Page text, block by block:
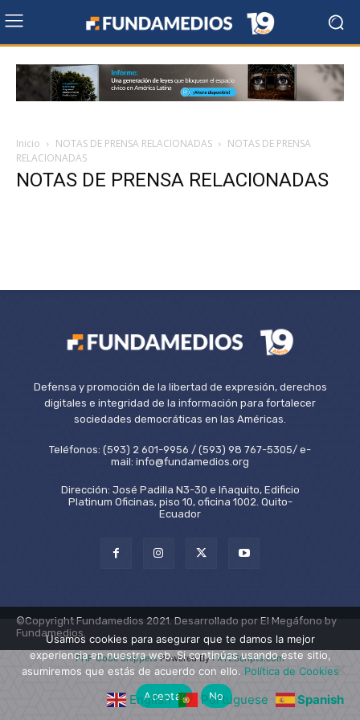
Inicio NOTAS DE PRENSA RELACIONADAS
NOTAS DE PRENSA
RELACIONADAS
NOTAS DE PRENSA RELACIONADAS
Defensa y promoción de la libertad de expresión, derechos
digitales e integridad de la información para fortalecer
sociedades democráticas en las Américas.
Teléfonos: (593) 2 601-9956 / (593) 98 767-5305/ e-
mail: info@fundamedios.org
Dirección: José Padilla N3-30 e Iñaquito, Edificio
Platinum Oficinas, piso 10, oficina 1002. Quito-
Ecuador
©Copyright Fundamedios 2021. Desarrollado por El Megáfono by
Fundamedios.
English Portuguese Spanish
PHP Code SnippetsPowered By :XYZScripts.com
Usamos cookies para asegurar que te damos la mejor
experiencia en nuestra web. Si continúas usando este sitio,
asumiremos que estás de acuerdo con ello. Política de Cookies
Aceptar
No